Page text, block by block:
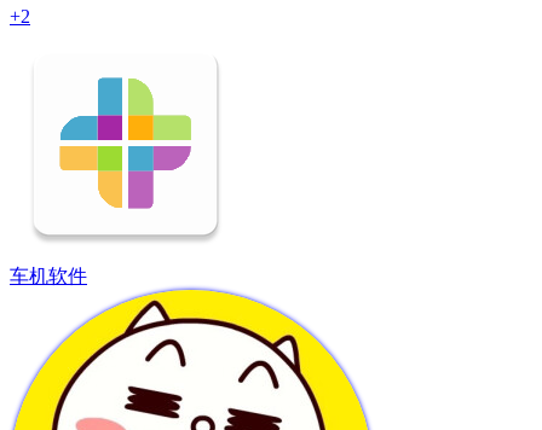
+2
车机软件